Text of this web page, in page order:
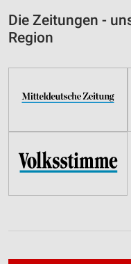
Die Zeitungen -
Region